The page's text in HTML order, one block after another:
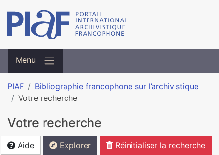
Menu
PIAF
Bibliographie francophone sur l’archivistique
Votre recherche
Votre recherche
Aide Explorer Réinitialiser la recherche